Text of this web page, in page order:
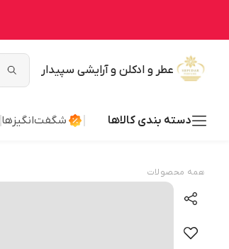
عطر و ادکلن و آرایشی سپیدار
دسته بندی کالاها شگفت‌انگیزها
همه محصولات